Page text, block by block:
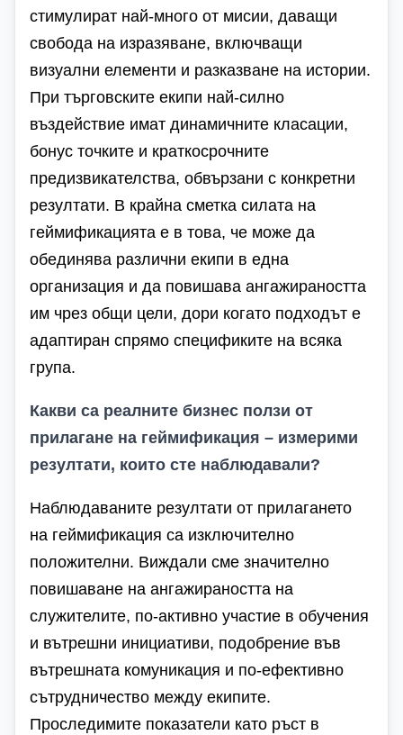
стимулират най-много от мисии, даващи
свобода на изразяване, включващи
визуални елементи и разказване на истории.
При търговските екипи най-силно
въздействие имат динамичните класации,
бонус точките и краткосрочните
предизвикателства, обвързани с конкретни
резултати. В крайна сметка силата на
геймификацията е в това, че може да
обединява различни екипи в една
организация и да повишава ангажираността
им чрез общи цели, дори когато подходът е
адаптиран спрямо спецификите на всяка
група.
Какви са реалните бизнес ползи от
прилагане на геймификация – измерими
резултати, които сте наблюдавали?
Наблюдаваните резултати от прилагането
на геймификация са изключително
положителни. Виждали сме значително
повишаване на ангажираността на
служителите, по-активно участие в обучения
и вътрешни инициативи, подобрение във
вътрешната комуникация и по-ефективно
сътрудничество между екипите.
Проследимите показатели като ръст в